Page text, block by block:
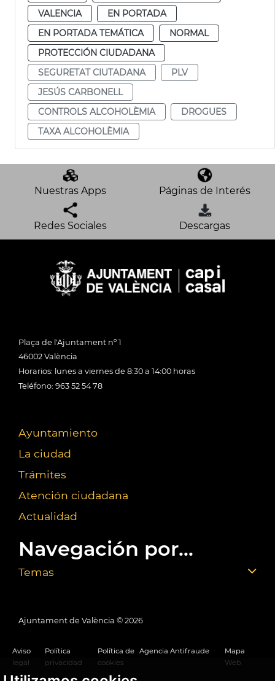
VALENCIA
EN PORTADA
EN PORTADA TEMÁTICA
NORMAL
PROTECCIÓN CIUDADANA
SEGURETAT CIUTADANA
PLV
JESÚS CARBONELL
CONTROLS ALCOHOLÈMIA
DROGUES
TAXA ALCOHOLÈMIA
Nuestras Apps Páginas de Interés
Redes Sociales Descargas
Plaça de l'Ajuntament nº 1
46002 València
Horarios: lunes a viernes de 8:30 a 14:00 horas
Teléfono: 963 52 54 78
Ayuntamiento
La ciudad
Trámites
Atención ciudadana
Actualidad
Navegación por...
Temas
Ajuntament de València © 2026
Aviso
legal
Política
privacidad
Política de
cookies
Agencia Antifraude
Mapa
Web